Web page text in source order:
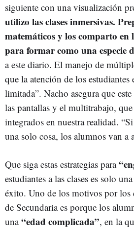
siguiente con una visualización
utilizo las clases inmersivas.
matemáticos y los comparto en
para formar como una especie
a este diario. El manejo de
que la atención de los estudiantes
limitada”. Nacho asegura que
las pantallas y el multitrabajo, que
integrados en nuestra realidad.
una solo cosa, los alumnos van a
Que siga estas estrategias para
estudiantes a las clases es solo
éxito. Uno de los motivos por los
de Secundaria es porque los
una“edad complicada”, en la